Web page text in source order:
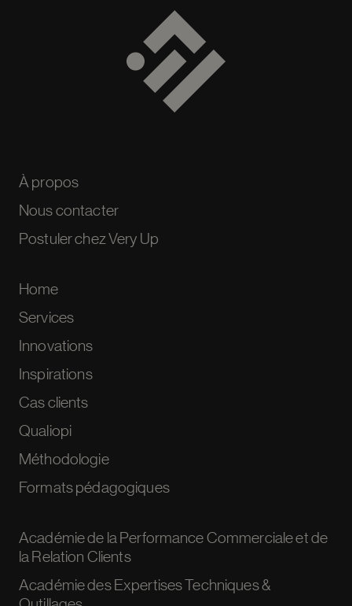
À propos
Nous contacter
Postuler chez Very Up
Home
Services
Innovations
Inspirations
Cas clients
Qualiopi
Méthodologie
Formats pédagogiques
Académie de la Performance Commerciale et de
la Relation Clients
Académie des Expertises Techniques &